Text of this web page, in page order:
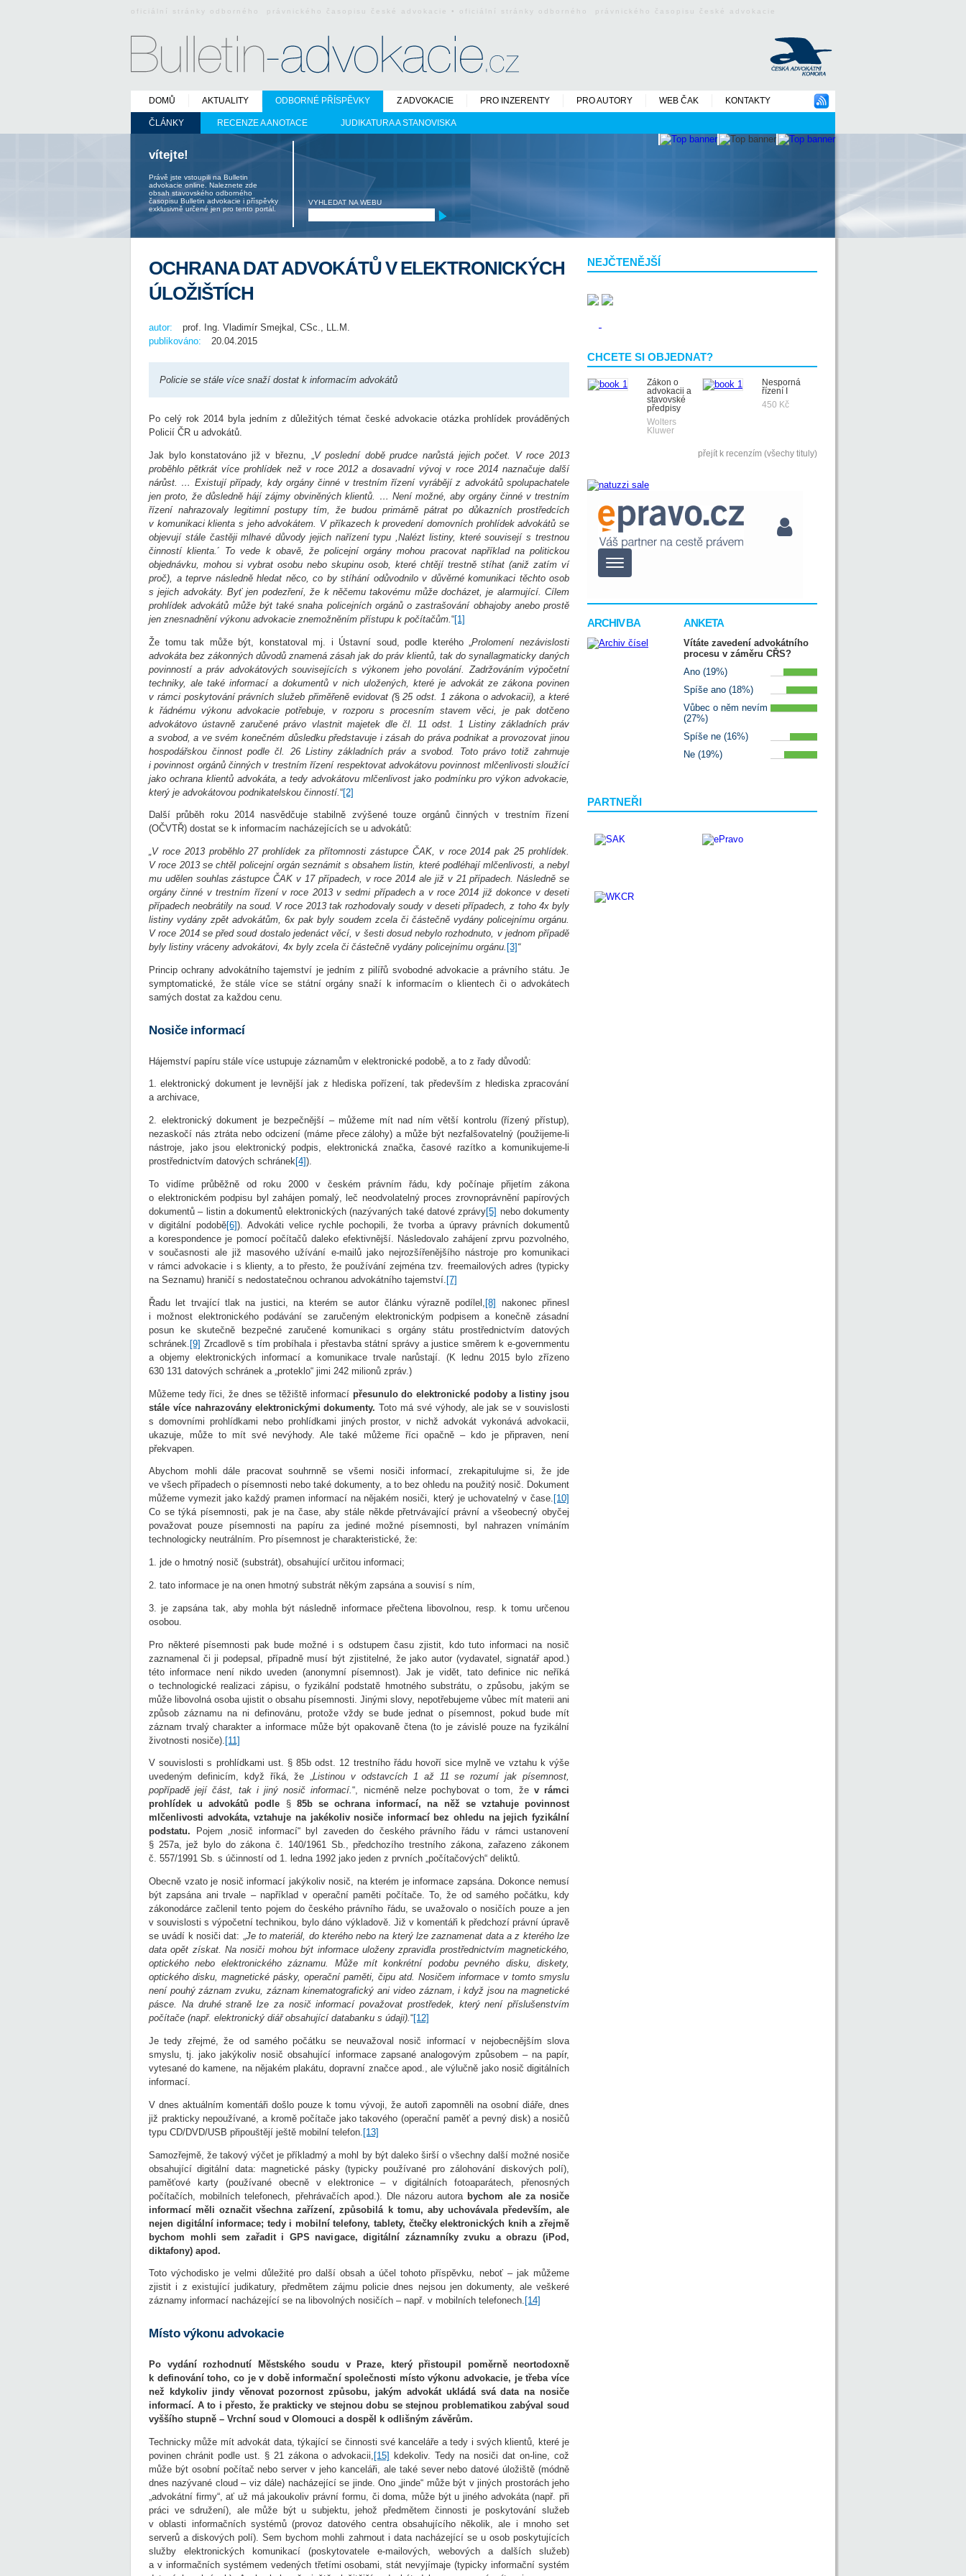
oficiální stránky odborného právnického časopisu české advokacie • oficiální stránky odborného právnického časopisu české advokacie
DOMŮ AKTUALITY ODBORNÉ PŘÍSPĚVKY
ČLÁNKY RECENZE A ANOTACE JUDIKATURA A STANOVISKA
Z ADVOKACIE PRO INZERENTY PRO AUTORY WEB ČAK KONTAKTY
vítejte!
Právě jste vstoupili na Bulletin
advokacie online. Naleznete zde
obsah stavovského odborného
časopisu Bulletin advokacie i příspěvky
exklusivně určené jen pro tento portál.
VYHLEDAT NA WEBU
NEJČTENĚJŠÍ
CHCETE SI OBJEDNAT?
Zákon o
advokacii a
stavovské
předpisy
Wolters
Kluwer
Nesporná
řízení I
450 Kč
přejít k recenzím (všechy tituly)
ARCHIV BA ANKETA
Vítáte zavedení advokátního
procesu v záměru CŘS?
Ano (19%)
Spíše ano (18%)
Vůbec o něm nevím
(27%)
Spíše ne (16%)
Ne (19%)
PARTNEŘI
OCHRANA DAT ADVOKÁTŮ V ELEKTRONICKÝCH
ÚLOŽIŠTÍCH
autor:
prof. Ing. Vladimír Smejkal, CSc., LL.M.
publikováno:
20.04.2015
Policie se stále více snaží dostat k informacím advokátů
Po celý rok 2014 byla jedním z důležitých témat české advokacie otázka prohlídek prováděných
Policií ČR u advokátů.
Jak bylo konstatováno již v březnu, „ V poslední době prudce narůstá jejich počet. V roce 2013
proběhlo pětkrát více prohlídek než v roce 2012 a dosavadní vývoj v roce 2014 naznačuje další
nárůst. … Existují případy, kdy orgány činné v trestním řízení vyrábějí z advokátů spolupachatele
jen proto, že důsledně hájí zájmy obviněných klientů. … Není možné, aby orgány činné v trestním
řízení nahrazovaly legitimní postupy tím, že budou primárně pátrat po důkazních prostředcích
v komunikaci klienta s jeho advokátem. V příkazech k provedení domovních prohlídek advokátů se
objevují stále častěji mlhavé důvody jejich nařízení typu ,Nalézt listiny, které souvisejí s trestnou
činností klienta.´ To vede k obavě, že policejní orgány mohou pracovat například na politickou
objednávku, mohou si vybrat osobu nebo skupinu osob, které chtějí trestně stíhat (aniž zatím ví
proč), a teprve následně hledat něco, co by stíhání odůvodnilo v důvěrné komunikaci těchto osob
s jejich advokáty. Byť jen podezření, že k něčemu takovému může docházet, je alarmující. Cílem
prohlídek advokátů může být také snaha policejních orgánů o zastrašování obhajoby anebo prostě
jen znesnadnění výkonu advokacie znemožněním přístupu k počítačům. “[1]
Že tomu tak může být, konstatoval mj. i Ústavní soud, podle kterého „Prolomení nezávislosti
advokáta bez zákonných důvodů znamená zásah jak do práv klientů, tak do synallagmaticky daných
povinností a práv advokátových souvisejících s výkonem jeho povolání. Zadržováním výpočetní
techniky, ale také informací a dokumentů v nich uložených, které je advokát ze zákona povinen
v rámci poskytování právních služeb přiměřeně evidovat (§25 odst. 1 zákona o advokacii), a které
k řádnému výkonu advokacie potřebuje, v rozporu s procesním stavem věci, je pak dotčeno
advokátovo ústavně zaručené právo vlastnit majetek dle čl.
11 odst. 1 Listiny základních práv
a svobod, a ve svém konečném důsledku představuje i zásah do práva podnikat a provozovat jinou
hospodářskou činnost podle čl.
26 Listiny základních práv a svobod. Toto právo totiž zahrnuje
i povinnost orgánů činných v trestním řízení respektovat advokátovu povinnost mlčenlivosti sloužící
jako ochrana klientů advokáta, a tedy advokátovu mlčenlivost jako podmínku pro výkon advokacie,
který je advokátovou podnikatelskou činností. “[2]
Další průběh roku 2014 nasvědčuje stabilně zvýšené touze orgánů činných v trestním řízení
(OČVTŘ) dostat se k informacím nacházejících se u advokátů:
„V roce 2013 proběhlo 27 prohlídek za přítomnosti zástupce ČAK, v roce 2014 pak 25 prohlídek.
V roce 2013 se chtěl policejní orgán seznámit s obsahem listin, které podléhají mlčenlivosti, a nebyl
mu udělen souhlas zástupce ČAK v 17 případech, v roce 2014 ale již v 21 případech. Následně se
orgány činné v trestním řízení v roce 2013 v sedmi případech a v roce 2014 již dokonce v deseti
případech neobrátily na soud. V roce 2013 tak rozhodovaly soudy v deseti případech, z toho 4x byly
listiny vydány zpět advokátům, 6x pak byly soudem zcela či částečně vydány policejnímu orgánu.
V roce 2014 se před soud dostalo jedenáct věcí, v šesti dosud nebylo rozhodnuto, v jednom případě
byly listiny vráceny advokátovi, 4x byly zcela či částečně vydány policejnímu orgánu. [3] “
Princip ochrany advokátního tajemství je jedním z pilířů svobodné advokacie a právního státu. Je
symptomatické, že stále více se státní orgány snaží k informacím o klientech či o advokátech
samých dostat za každou cenu.
Nosiče informací
Hájemství papíru stále více ustupuje záznamům v elektronické podobě, a to z řady důvodů:
1. elektronický dokument je levnější jak z hlediska pořízení, tak především z hlediska zpracování
a archivace,
2. elektronický dokument je bezpečnější – můžeme mít nad ním větší kontrolu (řízený přístup),
nezaskočí nás ztráta nebo odcizení (máme přece zálohy) a může být nezfalšovatelný (použijeme-li
nástroje, jako jsou elektronický podpis, elektronická značka, časové razítko a komunikujeme-li
prostřednictvím datových schránek[4]).
To vidíme průběžně od roku 2000 v českém právním řádu, kdy počínaje přijetím zákona
o elektronickém podpisu byl zahájen pomalý, leč neodvolatelný proces zrovnoprávnění papírových
dokumentů – listin a dokumentů elektronických (nazývaných také datové zprávy[5] nebo dokumenty
v digitální podobě[6]). Advokáti velice rychle pochopili, že tvorba a úpravy právních dokumentů
a korespondence je pomocí počítačů daleko efektivnější. Následovalo zahájení zprvu pozvolného,
v současnosti ale již masového užívání e-mailů jako nejrozšířenějšího nástroje pro komunikaci
v rámci advokacie i s klienty, a to přesto, že používání zejména tzv. freemailových adres (typicky
na Seznamu) hraničí s nedostatečnou ochranou advokátního tajemství. [7]
Řadu let trvající tlak na justici, na kterém se autor článku výrazně podílel, [8]
nakonec přinesl
i možnost elektronického podávání se zaručeným elektronickým podpisem a konečně zásadní
posun ke skutečně bezpečné zaručené komunikaci s orgány státu prostřednictvím datových
schránek. [9] Zrcadlově s tím probíhala i přestavba státní správy a justice směrem k e-governmentu
a objemy elektronických informací a komunikace trvale narůstají. (K lednu 2015 bylo zřízeno
630 131 datových schránek a „proteklo“ jimi 242 milionů zpráv.)
Můžeme tedy říci, že dnes se těžiště informací přesunulo do elektronické podoby a listiny jsou
stále více nahrazovány elektronickými dokumenty. Toto má své výhody, ale jak se v souvislosti
s domovními prohlídkami nebo prohlídkami jiných prostor, v nichž advokát vykonává advokacii,
ukazuje, může to mít své nevýhody. Ale také můžeme říci opačně – kdo je připraven, není
překvapen.
Abychom mohli dále pracovat souhrnně se všemi nosiči informací, zrekapitulujme si, že jde
ve všech případech o písemnosti nebo také dokumenty, a to bez ohledu na použitý nosič. Dokument
můžeme vymezit jako každý pramen informací na nějakém nosiči, který je uchovatelný v čase. [10]
Co se týká písemnosti, pak je na čase, aby stále někde přetrvávající právní a všeobecný obyčej
považovat pouze písemnosti na papíru za jediné možné písemnosti, byl nahrazen vnímáním
technologicky neutrálním. Pro písemnost je charakteristické, že:
1. jde o hmotný nosič (substrát), obsahující určitou informaci;
2. tato informace je na onen hmotný substrát někým zapsána a souvisí s ním,
3. je zapsána tak, aby mohla být následně informace přečtena libovolnou, resp. k tomu určenou
osobou.
Pro některé písemnosti pak bude možné i s odstupem času zjistit, kdo tuto informaci na nosič
zaznamenal či ji podepsal, případně musí být zjistitelné, že jako autor (vydavatel, signatář apod.)
této informace není nikdo uveden (anonymní písemnost). Jak je vidět, tato definice nic neříká
o technologické realizaci zápisu, o fyzikální podstatě hmotného substrátu, o způsobu, jakým se
může libovolná osoba ujistit o obsahu písemnosti. Jinými slovy, nepotřebujeme vůbec mít materii ani
způsob záznamu na ni definovánu, protože vždy se bude jednat o písemnost, pokud bude mít
záznam trvalý charakter a informace může být opakovaně čtena (to je závislé pouze na fyzikální
životnosti nosiče). [11]
V souvislosti s prohlídkami ust. § 85b odst. 12 trestního řádu hovoří sice mylně ve vztahu k výše
uvedeným definicím, když říká, že „Listinou v odstavcích 1 až 11 se rozumí jak písemnost,
popřípadě její část, tak i jiný nosič informací.“, nicméně nelze pochybovat o tom, že v rámci
prohlídek u advokátů podle § 85b se ochrana informací, na něž se vztahuje povinnost
mlčenlivosti advokáta, vztahuje na jakékoliv nosiče informací bez ohledu na jejich fyzikální
podstatu. Pojem „nosič informací“ byl zaveden do českého právního řádu v rámci ustanovení
§ 257a, jež bylo do zákona č. 140/1961 Sb., předchozího trestního zákona, zařazeno zákonem
č. 557/1991 Sb. s účinností od 1. ledna 1992 jako jeden z prvních „počítačových“ deliktů.
Obecně vzato je nosič informací jakýkoliv nosič, na kterém je informace zapsána. Dokonce nemusí
být zapsána ani trvale – například v operační paměti počítače. To, že od samého počátku, kdy
zákonodárce začlenil tento pojem do českého právního řádu, se uvažovalo o nosičích pouze a jen
v souvislosti s výpočetní technikou, bylo dáno výkladově. Již v komentáři k předchozí právní úpravě
se uvádí k nosiči dat: „Je to materiál, do kterého nebo na který lze zaznamenat data a z kterého lze
data opět získat. Na nosiči mohou být informace uloženy zpravidla prostřednictvím magnetického,
optického nebo elektronického záznamu. Může mít konkrétní podobu pevného disku, diskety,
optického disku, magnetické pásky, operační paměti, čipu atd. Nosičem informace v tomto smyslu
není pouhý záznam zvuku, záznam kinematografický ani video záznam, i když jsou na magnetické
pásce. Na druhé straně lze za nosič informací považovat prostředek, který není příslušenstvím
počítače (např. elektronický diář obsahující databanku s údaji).“[12]
Je tedy zřejmé, že od samého počátku se neuvažoval nosič informací v nejobecnějším slova
smyslu, tj. jako jakýkoliv nosič obsahující informace zapsané analogovým způsobem – na papír,
vytesané do kamene, na nějakém plakátu, dopravní značce apod., ale výlučně jako nosič digitálních
informací.
V dnes aktuálním komentáři došlo pouze k tomu vývoji, že autoři zapomněli na osobní diáře, dnes
již prakticky nepoužívané, a kromě počítače jako takového (operační paměť a pevný disk) a nosičů
typu CD/DVD/USB připouštějí ještě mobilní telefon. [13]
Samozřejmě, že takový výčet je příkladmý a mohl by být daleko širší o všechny další možné nosiče
obsahující digitální data: magnetické pásky (typicky používané pro zálohování diskových polí),
paměťové karty (používané obecně v elektronice – v digitálních fotoaparátech, přenosných
počítačích, mobilních telefonech, přehrávačích apod.). Dle názoru autora bychom ale za nosiče
informací měli označit všechna zařízení, způsobilá k tomu, aby uchovávala především, ale
nejen digitální informace; tedy i mobilní telefony, tablety, čtečky elektronických knih a zřejmě
bychom mohli sem zařadit i GPS navigace, digitální záznamníky zvuku a obrazu (iPod,
diktafony) apod.
Toto východisko je velmi důležité pro další obsah a účel tohoto příspěvku, neboť – jak můžeme
zjistit i z existující judikatury, předmětem zájmu policie dnes nejsou jen dokumenty, ale veškeré
záznamy informací nacházející se na libovolných nosičích – např. v mobilních telefonech. [14]
Místo výkonu advokacie
Po vydání rozhodnutí Městského soudu v Praze, který přistoupil poměrně neortodoxně
k definování toho, co je v době informační společnosti místo výkonu advokacie, je třeba více
než kdykoliv jindy věnovat pozornost způsobu, jakým advokát ukládá svá data na nosiče
informací. A to i přesto, že prakticky ve stejnou dobu se stejnou problematikou zabýval soud
vyššího stupně – Vrchní soud v Olomouci a dospěl k odlišným závěrům.
Technicky může mít advokát data, týkající se činnosti své kanceláře a tedy i svých klientů, které je
povinen chránit podle ust. § 21 zákona o advokacii, [15] kdekoliv. Tedy na nosiči dat on-line, což
může být osobní počítač nebo server v jeho kanceláři, ale také sever nebo datové úložiště (módně
dnes nazývané cloud – viz dále) nacházející se jinde. Ono „jinde“ může být v jiných prostorách jeho
„advokátní firmy“, ať už má jakoukoliv právní formu, či doma, může být u jiného advokáta (např. při
práci ve sdružení), ale může být u subjektu, jehož předmětem činnosti je poskytování služeb
v oblasti informačních systémů (provoz datového centra obsahujícího několik, ale i mnoho set
serverů a diskových polí). Sem bychom mohli zahrnout i data nacházející se u osob poskytujících
služby elektronických komunikací (poskytovatele e-mailových, webových a dalších služeb)
a v informačních systémem vedených třetími osobami, stát nevyjímaje (typicky informační systém